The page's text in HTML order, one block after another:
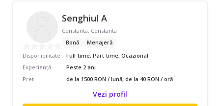
Senghiul A
Constanta, Constanta
Bonă
Menajeră
Disponibilitate
Full-time, Part-time, Ocazional
Experiență
Peste 2 ani
Preț
de la 1500 RON / lună, de la 40 RON / oră
Vezi profil